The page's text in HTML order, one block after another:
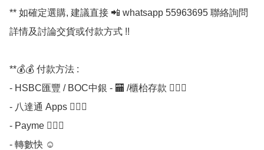
** 如確定選購, 建議直接 📲 whatsapp 55963695 聯絡詢問
詳情及討論交貨或付款方式 !!
**💰💰 付款方法 :
- HSBC匯豐 / BOC中銀 - 🏧 /櫃枱存款 💁🏼‍♀
- 八達通 Apps 💁🏼‍♀
- Payme 💁🏼‍♀
- 轉數快 ☺